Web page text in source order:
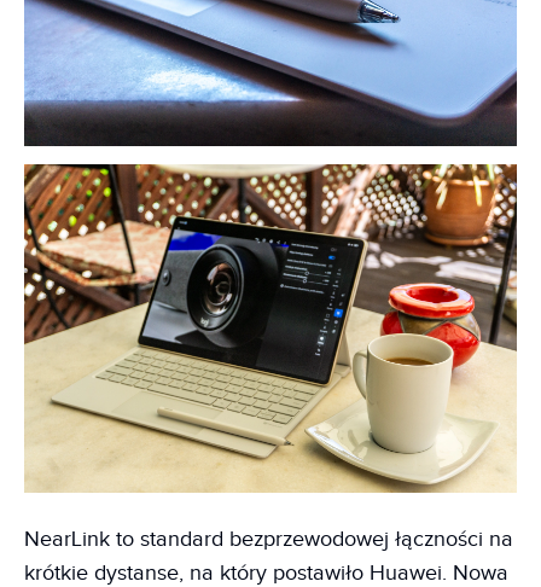
NearLink to standard bezprzewodowej łączności na
krótkie dystanse, na który postawiło Huawei. Nowa